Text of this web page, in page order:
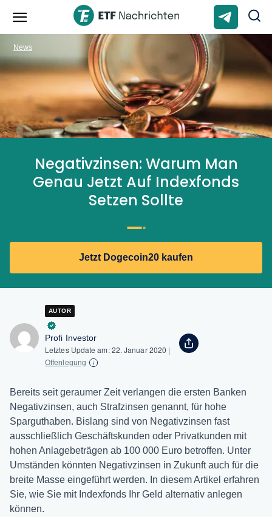
Negativzinsen: Warum Man
Genau Jetzt Auf Indexfonds
Setzen Sollte
Jetzt Dogecoin20 kaufen
News
AUTOR
Profi Investor
Letztes Update am:22. Januar 2020 |
Offenlegung
Bereits seit geraumer Zeit verlangen die ersten Banken
Negativzinsen, auch Strafzinsen genannt, für hohe
Sparguthaben. Bislang sind von Negativzinsen fast
ausschließlich Geschäftskunden oder Privatkunden mit
hohen Anlagebeträgen ab 100 000 Euro betroffen. Unter
Umständen könnten Negativzinsen in Zukunft auch für die
breite Masse eingeführt werden. In diesem Artikel erfahren
Sie, wie Sie mit Indexfonds Ihr Geld alternativ anlegen
können.